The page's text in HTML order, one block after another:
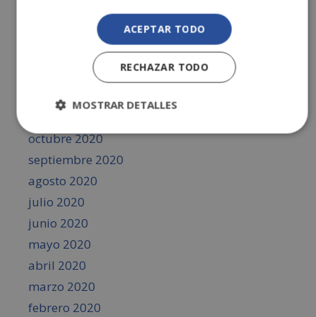
febrero 2021
diciembre 2020
octubre 2020
septiembre 2020
agosto 2020
julio 2020
junio 2020
mayo 2020
abril 2020
marzo 2020
febrero 2020
ACEPTAR TODO
RECHAZAR TODO
MOSTRAR DETALLES